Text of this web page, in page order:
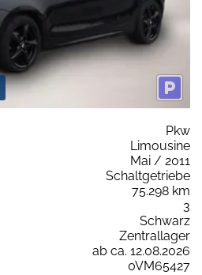
Pkw
Limousine
Mai / 2011
Schaltgetriebe
75.298 km
3
Schwarz
Zentrallager
ab ca. 12.08.2026
0VM65427